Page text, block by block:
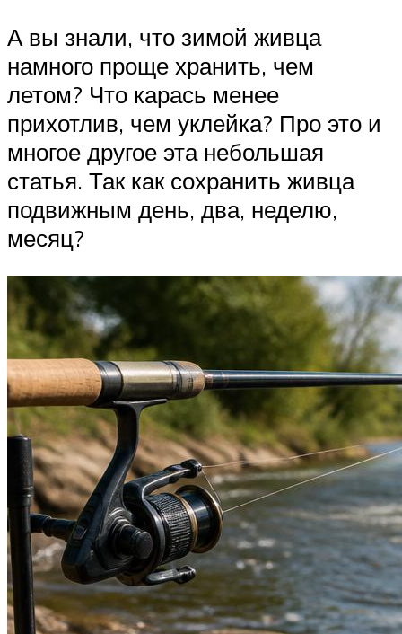
А вы знали, что зимой живца
намного проще хранить, чем
летом? Что карась менее
прихотлив, чем уклейка? Про это и
многое другое эта небольшая
статья. Так как сохранить живца
подвижным день, два, неделю,
месяц?